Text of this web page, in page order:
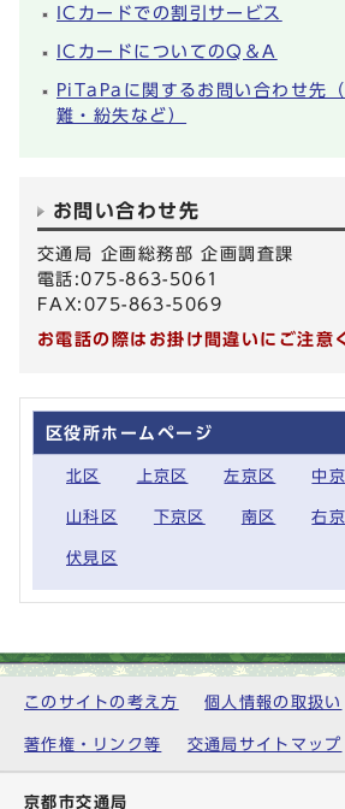
ICカードでの割引サービス
ICカードについてのQ＆A
PiTaPaに関するお問い合わせ先
難・紛失など）
お問い合わせ先
交通局 企画総務部 企画調査課
電話:075-863-5061
FAX:075-863-5069
お電話の際はお掛け間違いにご注意
区役所ホームページ
北区 上京区 左京区 中
山科区 下京区 南区 右
伏見区
このサイトの考え方 個人情報の取扱い
著作権・リンク等 交通局サイトマップ
京都市交通局